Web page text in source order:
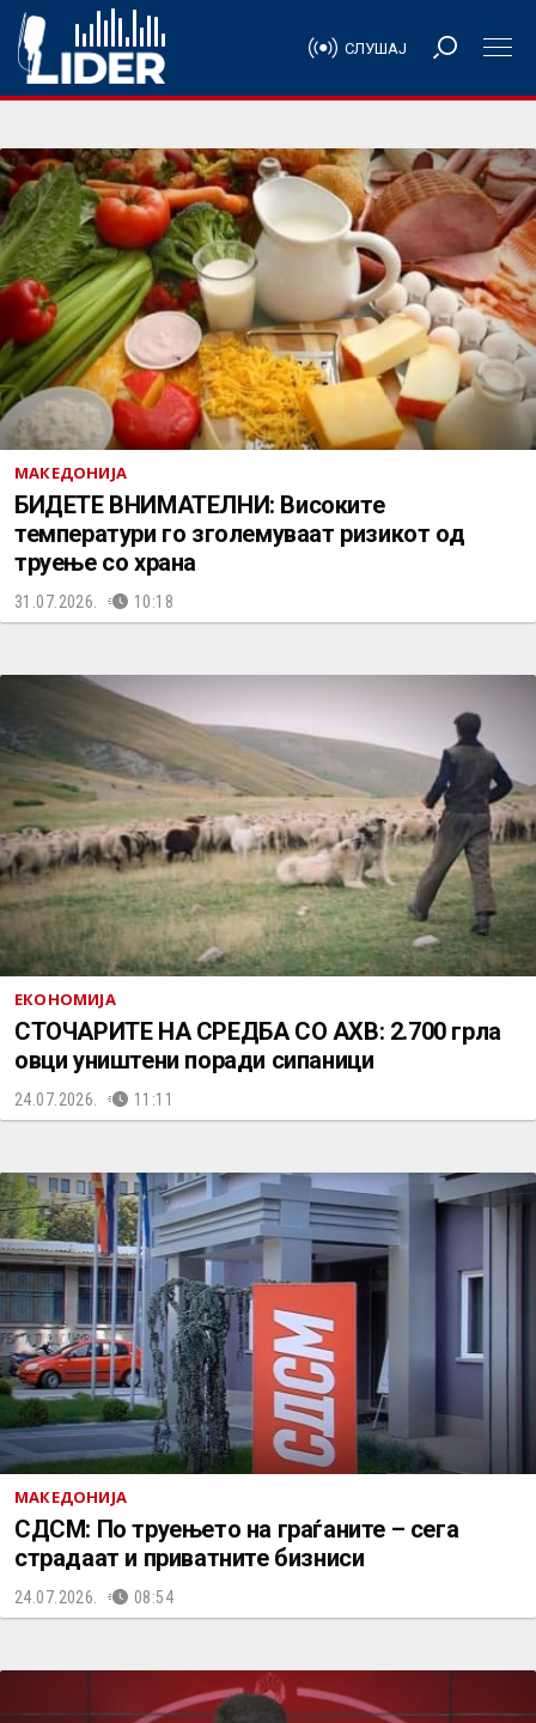
СЛУШАЈ
МАКЕДОНИЈА
БИДЕТЕ ВНИМАТЕЛНИ: Високите
температури го зголемуваат ризикот од
труење со храна
31.07.2026. 10:18
ЕКОНОМИЈА
СТОЧАРИТЕ НА СРЕДБА СО АХВ: 2.700 грла
овци уништени поради сипаници
24.07.2026. 11:11
МАКЕДОНИЈА
СДСМ: По труењето на граѓаните – сега
страдаат и приватните бизниси
24.07.2026. 08:54